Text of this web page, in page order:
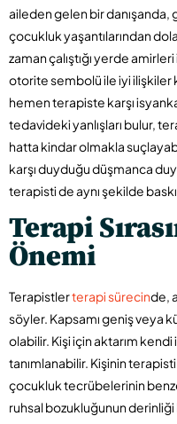
aileden gelen bir
çocukluk yaşantılarından
zaman çalıştığı yerde
otorite sembolü ile iyi ilişkiler
hemen terapiste karşı
tedavideki yanlışları bulur,
hatta kindar olmakla
karşı duyduğu düşmanca
terapisti de aynı şekilde
Terapi
Önemi
Terapistlerterapi sürecinde,
söyler. Kapsamı geniş veya
olabilir. Kişi için aktarım
tanımlanabilir. Kişinin
çocukluk tecrübelerinin
ruhsal bozukluğunun